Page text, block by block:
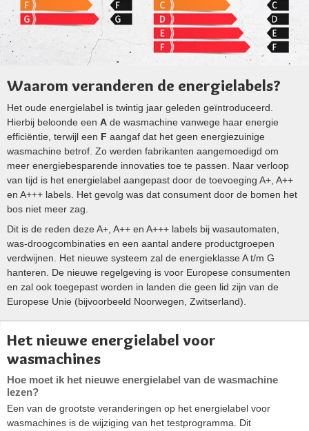
Waarom veranderen de energielabels?
Het oude energielabel is twintig jaar geleden geïntroduceerd.
Hierbij beloonde een A de wasmachine vanwege haar energie
efficiëntie, terwijl een F aangaf dat het geen energiezuinige
wasmachine betrof. Zo werden fabrikanten aangemoedigd om
meer energiebesparende innovaties toe te passen. Naar verloop
van tijd is het energielabel aangepast door de toevoeging A+, A++
en A+++ labels. Het gevolg was dat consument door de bomen het
bos niet meer zag.
Dit is de reden deze A+, A++ en A+++ labels bij wasautomaten,
was-droogcombinaties en een aantal andere productgroepen
verdwijnen. Het nieuwe systeem zal de energieklasse A t/m G
hanteren. De nieuwe regelgeving is voor Europese consumenten
en zal ook toegepast worden in landen die geen lid zijn van de
Europese Unie (bijvoorbeeld Noorwegen, Zwitserland).
Het nieuwe energielabel voor
wasmachines
Hoe moet ik het nieuwe energielabel van de wasmachine
lezen?
Een van de grootste veranderingen op het energielabel voor
wasmachines is de wijziging van het testprogramma. Dit